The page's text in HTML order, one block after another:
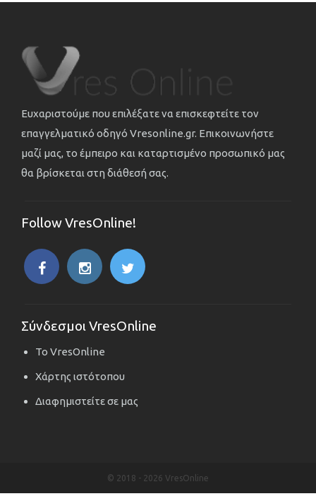
Ευχαριστούμε που επιλέξατε να επισκεφτείτε τον
επαγγελματικό οδηγό Vresonline.gr. Επικοινωνήστε
μαζί μας, το έμπειρο και καταρτισμένο προσωπικό μας
θα βρίσκεται στη διάθεσή σας.
Follow VresOnline!
Σύνδεσμοι VresOnline
Το VresOnline
Χάρτης ιστότοπου
Διαφημιστείτε σε μας
© 2018 - 2026 VresOnline